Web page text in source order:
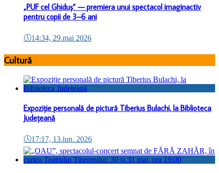
„PUF cel Ghiduș” — premiera unui spectacol imaginactiv
pentru copii de 3–6 ani
🕔14:34, 29.mai 2026
Cultură
Expoziție personală de pictură Tiberius Bulachi, la Biblioteca
Județeană
🕔17:17, 13.iun. 2026